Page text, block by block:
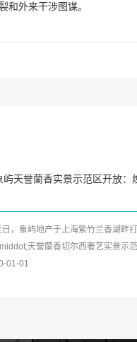
和外来干涉图谋。
屿天誉蘭香实景示范区开放：
日，象屿地产于上海紫竹兰香湖
天誉蘭香切尔西奢艺实景示
01-01